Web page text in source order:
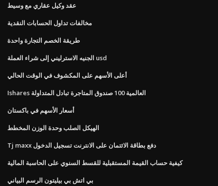
عقد وكيل عقاري مع وسيط
مخالفات تداول الحسابات النقدية
طريقة الخصم التجارة واحدة
الجنيه الاسترليني إلى شراء العملة usd
أعلى الأسهم على المكشوف في الوقت الحالي
Ishares العالمية 100 صندوق المتاجرة تبادل المتداولة
أسعار الأسهم في باكستان
الهيكل الصلب وحدة الوزن المخطط
Tj maxx دفع بطاقة الائتمان على الانترنت تسجيل الدخول
كيفية حساب القيمة المستقبلية للقسط السنوي على الحاسبة المالية
بي اتش بي بيليتون الرسم البياني